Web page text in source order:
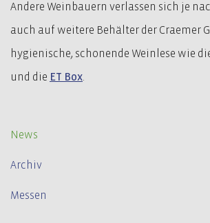
News
Archiv
Messen
Andere Weinbauern verlassen sich je
auch auf weitere Behälter der Craemer
hygienische, schonende Weinlese wie
und die ET Box